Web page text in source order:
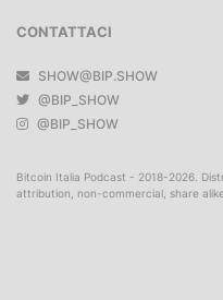
CONTATTACI
SHOW@BIP.SHOW
@BIP_SHOW
@BIP_SHOW
Bitcoin Italia Podcast - 2018-2026.
attribution, non-commercial, share alike